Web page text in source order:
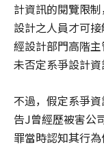
計資訊的閱覽限
設計之人員才可
經設計部門高階
未否定系爭設計資
不過，假定系爭
告J曾經歷被害公
罪當時認知其行